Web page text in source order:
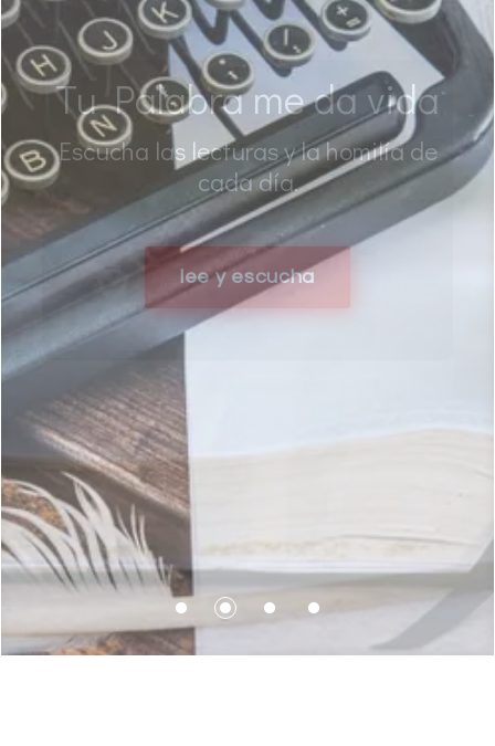
El Blog del Padre
Freddy
Meditaciones y comentarios bíblicos a
tu disposición
ver